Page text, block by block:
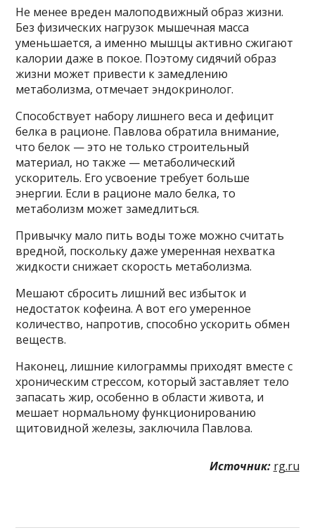
Не менее вреден малоподвижный образ жизни.
Без физических нагрузок мышечная масса
уменьшается, а именно мышцы активно сжигают
калории даже в покое. Поэтому сидячий образ
жизни может привести к замедлению
метаболизма, отмечает эндокринолог.
Способствует набору лишнего веса и дефицит
белка в рационе. Павлова обратила внимание,
что белок — это не только строительный
материал, но также — метаболический
ускоритель. Его усвоение требует больше
энергии. Если в рационе мало белка, то
метаболизм может замедлиться.
Привычку мало пить воды тоже можно считать
вредной, поскольку даже умеренная нехватка
жидкости снижает скорость метаболизма.
Мешают сбросить лишний вес избыток и
недостаток кофеина. А вот его умеренное
количество, напротив, способно ускорить обмен
веществ.
Наконец, лишние килограммы приходят вместе с
хроническим стрессом, который заставляет тело
запасать жир, особенно в области живота, и
мешает нормальному функционированию
щитовидной железы, заключила Павлова.
Источник: rg.ru